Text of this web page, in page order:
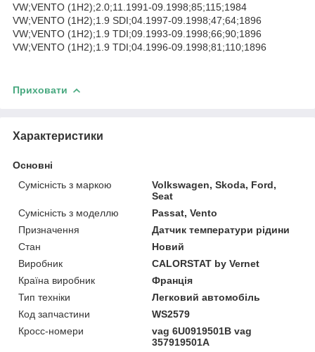
VW;VENTO (1H2);2.0;11.1991-09.1998;85;115;1984
VW;VENTO (1H2);1.9 SDI;04.1997-09.1998;47;64;1896
VW;VENTO (1H2);1.9 TDI;09.1993-09.1998;66;90;1896
VW;VENTO (1H2);1.9 TDI;04.1996-09.1998;81;110;1896
Приховати
Характеристики
Основні
Сумісність з маркою
Volkswagen, Skoda, Ford,
Seat
Сумісність з моделлю
Passat, Vento
Призначення
Датчик температури рідини
Стан
Новий
Виробник
CALORSTAT by Vernet
Країна виробник
Франція
Тип техніки
Легковий автомобіль
Код запчастини
WS2579
Кросс-номери
vag 6U0919501B vag
357919501A